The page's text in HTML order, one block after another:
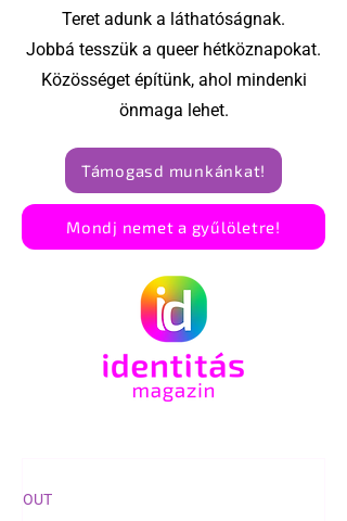
Teret adunk a láthatóságnak.
Jobbá tesszük a queer hétköznapokat.
Közösséget építünk, ahol mindenki
önmaga lehet.
Támogasd munkánkat!
Mondj nemet a gyűlöletre!
OUT